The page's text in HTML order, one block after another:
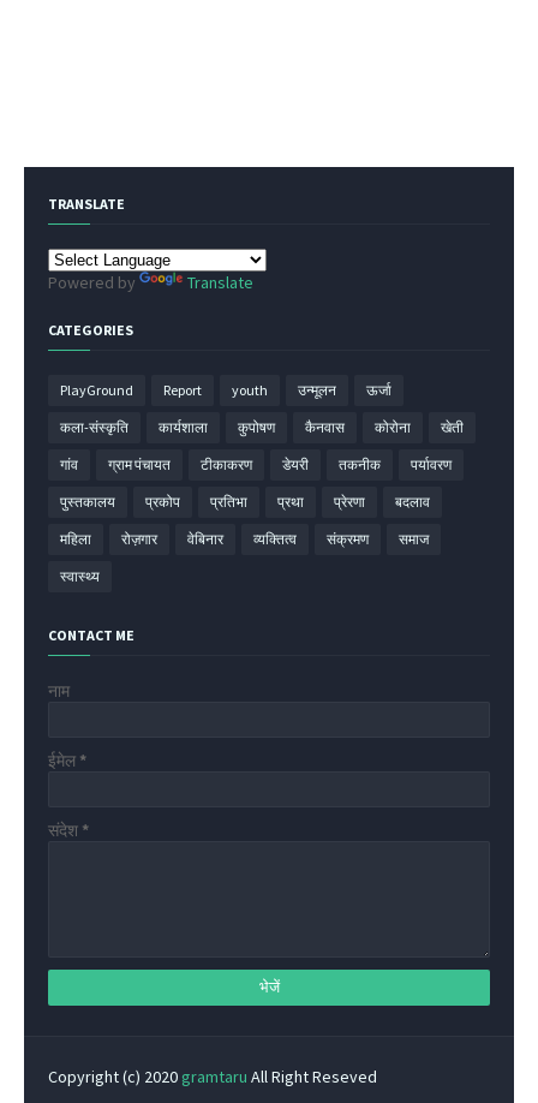
TRANSLATE
Powered by Translate
CATEGORIES
PlayGround Report youth उन्मूलन ऊर्जा
कला-संस्कृति कार्यशाला कुपोषण कैनवास कोरोना खेती
गांव ग्राम पंचायत टीकाकरण डेयरी तकनीक पर्यावरण
पुस्तकालय प्रकोप प्रतिभा प्रथा प्रेरणा बदलाव
महिला रोज़गार वेबिनार व्यक्तित्व संक्रमण समाज
स्वास्थ्य
CONTACT ME
नाम
ईमेल *
संदेश *
Copyright (c) 2020 gramtaru All Right Reseved